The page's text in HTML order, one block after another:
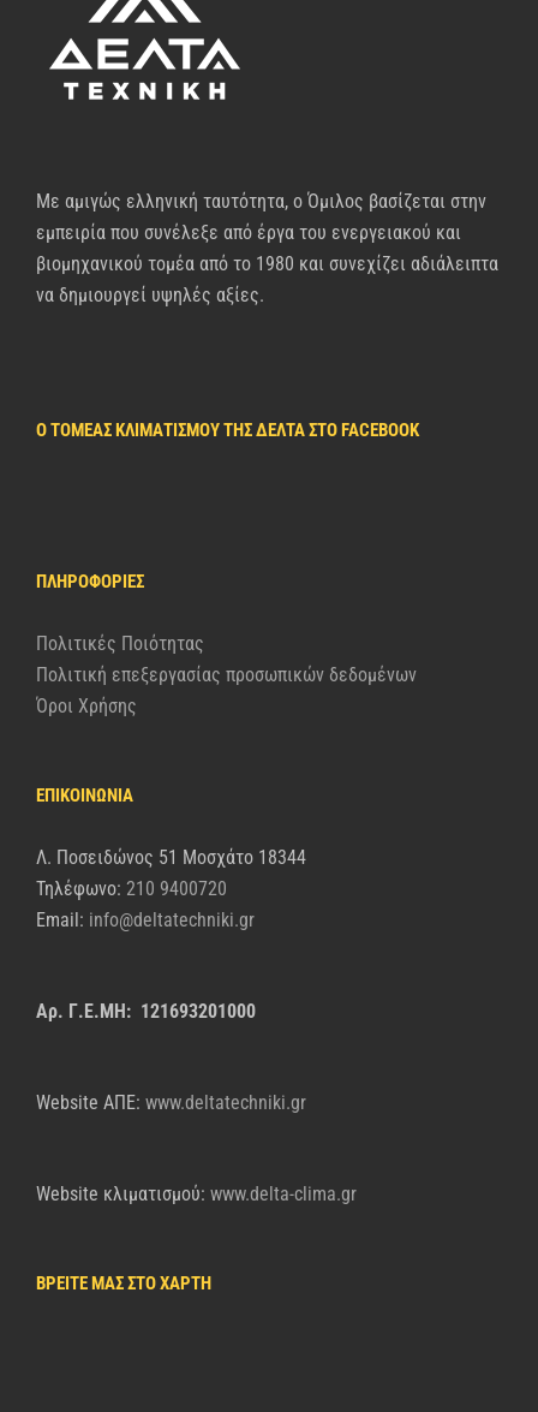
Με αμιγώς ελληνική ταυτότητα, ο Όμιλος βασίζεται στην
εμπειρία που συνέλεξε από έργα του ενεργειακού και
βιομηχανικού τομέα από το 1980 και συνεχίζει αδιάλειπτα
να δημιουργεί υψηλές αξίες.
Ο ΤΟΜΈΑΣ ΚΛΙΜΑΤΙΣΜΟΎ ΤΗΣ ΔΈΛΤΑ ΣΤΟ FACEBOOK
ΠΛΗΡΟΦΟΡΊΕΣ
Πολιτικές Ποιότητας
Πολιτική επεξεργασίας προσωπικών δεδομένων
Όροι Χρήσης
ΕΠΙΚΟΙΝΩΝΙΑ
Λ. Ποσειδώνος 51 Μοσχάτο 18344
Τηλέφωνο: 210 9400720
Email: info@deltatechniki.gr
Αρ. Γ.Ε.ΜΗ: 121693201000
Website AΠΕ: www.deltatechniki.gr
Website κλιματισμού: www.delta-clima.gr
ΒΡΕΙΤΕ ΜΑΣ ΣΤΟ ΧΑΡΤΗ